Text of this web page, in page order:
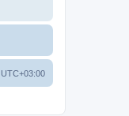
UTC+03:00